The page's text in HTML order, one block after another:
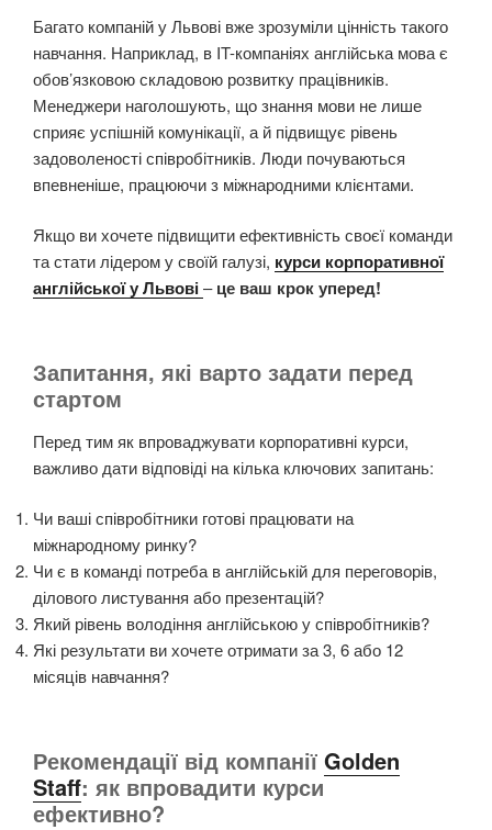
Багато компаній у Львові вже зрозуміли цінність такого
навчання. Наприклад, в IT-компаніях англійська мова є
обов’язковою складовою розвитку працівників.
Менеджери наголошують, що знання мови не лише
сприяє успішній комунікації, а й підвищує рівень
задоволеності співробітників. Люди почуваються
впевненіше, працюючи з міжнародними клієнтами.
Якщо ви хочете підвищити ефективність своєї команди
та стати лідером у своїй галузі, курси корпоративної
англійської у Львові–це ваш крок уперед!
Запитання, які варто задати перед
стартом
Перед тим як впроваджувати корпоративні курси,
важливо дати відповіді на кілька ключових запитань:
Чи ваші співробітники готові працювати на
міжнародному ринку?
Чи є в команді потреба в англійській для переговорів,
ділового листування або презентацій?
Який рівень володіння англійською у співробітників?
Які результати ви хочете отримати за 3, 6 або 12
місяців навчання?
Рекомендації від компанії Golden
Staff: як впровадити курси
ефективно?